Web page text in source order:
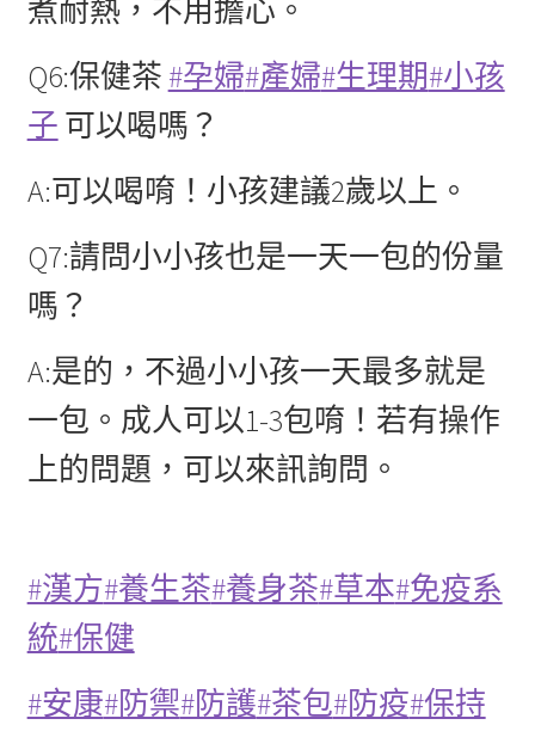
煮耐熱，不用擔心。
Q6:保健茶 #孕婦#產婦#生理期#小孩
子 可以喝嗎？
A:可以喝唷！小孩建議2歲以上。
Q7:請問小小孩也是一天一包的份量
嗎？
A:是的，不過小小孩一天最多就是
一包。成人可以1-3包唷！若有操作
上的問題，可以來訊詢問。
#漢方#養生茶#養身茶#草本#免疫系
統#保健
#安康#防禦#防護#茶包#防疫#保持